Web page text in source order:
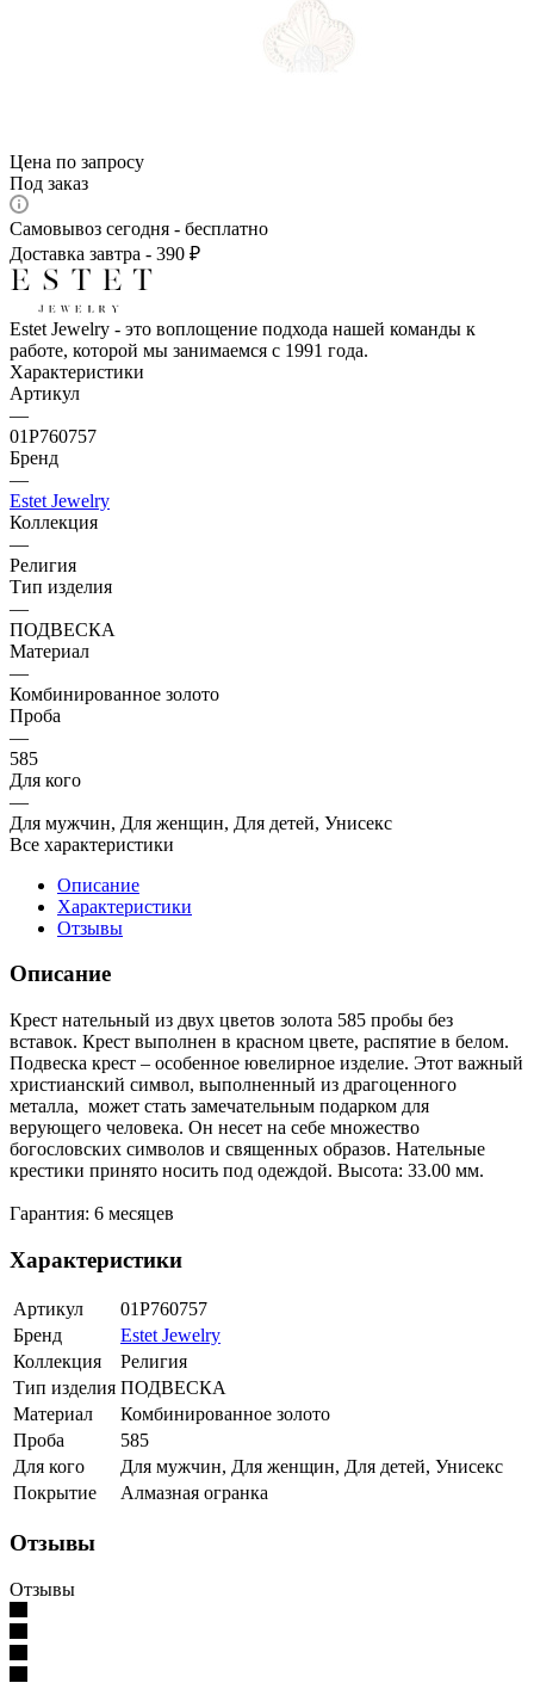
Цена по запросу
Под заказ
Самовывоз сегодня - бесплатно
Доставка завтра - 390 ₽
Estet Jewelry - это воплощение подхода нашей команды к
работе, которой мы занимаемся с 1991 года.
Характеристики
Артикул
—
01Р760757
Бренд
—
Estet Jewelry
Коллекция
—
Религия
Тип изделия
—
ПОДВЕСКА
Материал
—
Комбинированное золото
Проба
—
585
Для кого
—
Для мужчин, Для женщин, Для детей, Унисекс
Все характеристики
Описание
Характеристики
Отзывы
Описание
Крест нательный из двух цветов золота 585 пробы без
вставок. Крест выполнен в красном цвете, распятие в белом.
Подвеска крест – особенное ювелирное изделие. Этот важный
христианский символ, выполненный из драгоценного
металла, может стать замечательным подарком для
верующего человека. Он несет на себе множество
богословских символов и священных образов. Нательные
крестики принято носить под одеждой. Высота: 33.00 мм.
Гарантия: 6 месяцев
Характеристики
Артикул
01Р760757
Бренд
Estet Jewelry
Коллекция
Религия
Тип изделия ПОДВЕСКА
Материал
Комбинированное золото
Проба
585
Для кого
Для мужчин, Для женщин, Для детей, Унисекс
Покрытие
Алмазная огранка
Отзывы
Отзывы